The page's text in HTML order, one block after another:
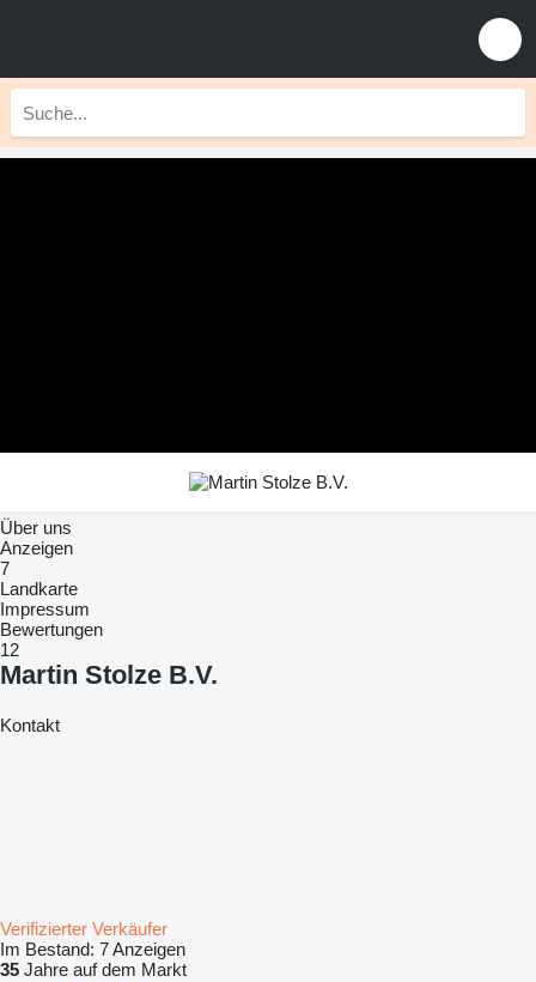
Über uns
Anzeigen
7
Landkarte
Impressum
Bewertungen
12
Martin Stolze B.V.
Kontakt
Verifizierter Verkäufer
Im Bestand: 7 Anzeigen
35 Jahre auf dem Markt